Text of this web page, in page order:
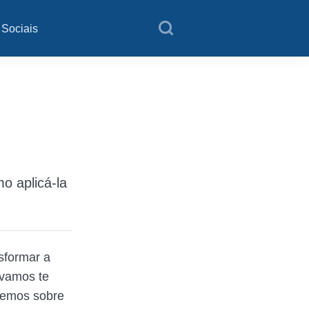
aplicá-la
a
te
sobre